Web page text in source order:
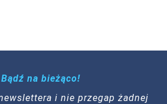
Bądź na bieżąco!
i nie przegap żadnej